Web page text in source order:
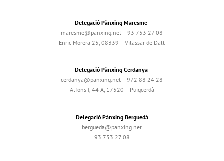
Delegació Pànxing Maresme
maresme@panxing.net – 93 753 27 08
Enric Morera 25, 08339 – Vilassar de Dalt
Delegació Pànxing Cerdanya
cerdanya@panxing.net – 972 88 24 28
Alfons I, 44 A, 17520 – Puigcerdà
Delegació Pànxing Berguedà
bergueda@panxing.net
93 753 27 08